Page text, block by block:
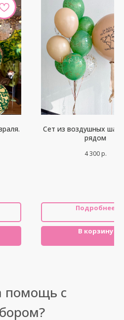
Сет из воздушных
рядом
4 300 р.
Подробнее
В корзину
помощь с